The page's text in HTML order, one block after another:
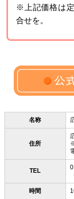
※上記価格は
合せを。
名称
住所
TEL
時間